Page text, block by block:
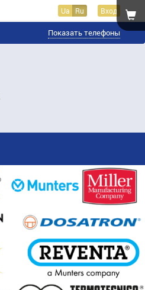
Ua Ru Вход
Показать телефоны